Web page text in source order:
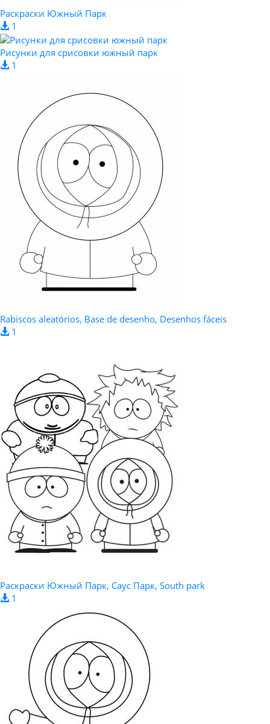
Раскраски Южный Парк
1
Рисунки для срисовки южный парк
1
Rabiscos aleatórios, Base de desenho, Desenhos fáceis
1
Раскраски Южный Парк, Саус Парк, South park
1